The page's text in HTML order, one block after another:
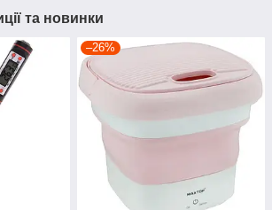
та новинки
–26%